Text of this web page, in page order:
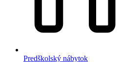
Predškolský nábytok